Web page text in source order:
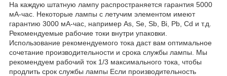
На каждую штатную лампу распространяется гарантия 5000
мА-час. Некоторые лампы с летучим элементом имеют
гарантию 3000 мА-час, например As, Se, Sb, Bi, Pb, Cd и т.д.
Рекомендуемые рабочие токи внутри упаковки.
Использование рекомендуемого тока даст вам оптимальное
сочетание производительности и срока службы лампы. Мы
рекомендуем рабочий ток 1/3 максимального тока, чтобы
продлить срок службы лампы Если производительность